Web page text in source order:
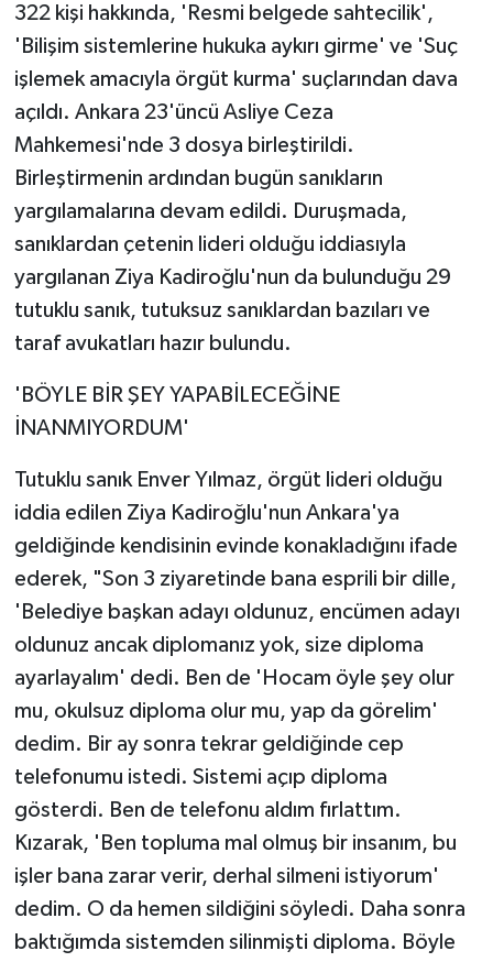
322 kişi hakkında, 'Resmi belgede sahtecilik',
'Bilişim sistemlerine hukuka aykırı girme' ve 'Suç
işlemek amacıyla örgüt kurma' suçlarından dava
açıldı. Ankara 23'üncü Asliye Ceza
Mahkemesi'nde 3 dosya birleştirildi.
Birleştirmenin ardından bugün sanıkların
yargılamalarına devam edildi. Duruşmada,
sanıklardan çetenin lideri olduğu iddiasıyla
yargılanan Ziya Kadiroğlu'nun da bulunduğu 29
tutuklu sanık, tutuksuz sanıklardan bazıları ve
taraf avukatları hazır bulundu.
'BÖYLE BİR ŞEY YAPABİLECEĞİNE
İNANMIYORDUM'
Tutuklu sanık Enver Yılmaz, örgüt lideri olduğu
iddia edilen Ziya Kadiroğlu'nun Ankara'ya
geldiğinde kendisinin evinde konakladığını ifade
ederek, "Son 3 ziyaretinde bana esprili bir dille,
'Belediye başkan adayı oldunuz, encümen adayı
oldunuz ancak diplomanız yok, size diploma
ayarlayalım' dedi. Ben de 'Hocam öyle şey olur
mu, okulsuz diploma olur mu, yap da görelim'
dedim. Bir ay sonra tekrar geldiğinde cep
telefonumu istedi. Sistemi açıp diploma
gösterdi. Ben de telefonu aldım fırlattım.
Kızarak, 'Ben topluma mal olmuş bir insanım, bu
işler bana zarar verir, derhal silmeni istiyorum'
dedim. O da hemen sildiğini söyledi. Daha sonra
baktığımda sistemden silinmişti diploma. Böyle